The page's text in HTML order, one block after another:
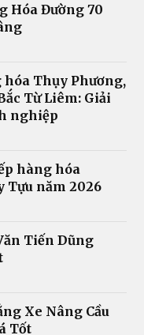
Hóa Đường 70
Thụy Phương,
Từ Liêm: Giải
nghiệp
hàng hóa
Tựu năm 2026
Tiến Dũng
Xe Nâng Cầu
Tốt